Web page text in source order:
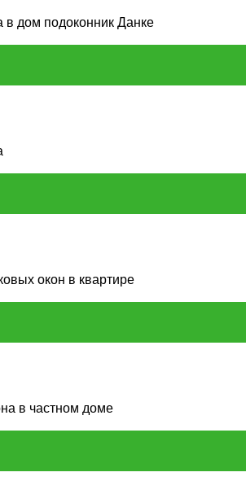
в дом подоконник Данке
окон в квартире
в частном доме